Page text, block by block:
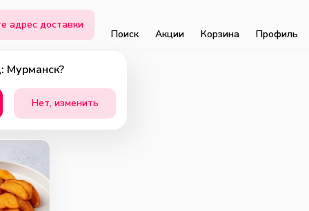
адрес доставки
Мурманск?
Нет, изменить
Поиск Акции Корзина Профиль